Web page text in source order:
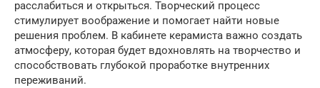
расслабиться и открыться. Творческий процесс
стимулирует воображение и помогает найти новые
решения проблем. В кабинете керамиста важно создать
атмосферу, которая будет вдохновлять на творчество и
способствовать глубокой проработке внутренних
переживаний.